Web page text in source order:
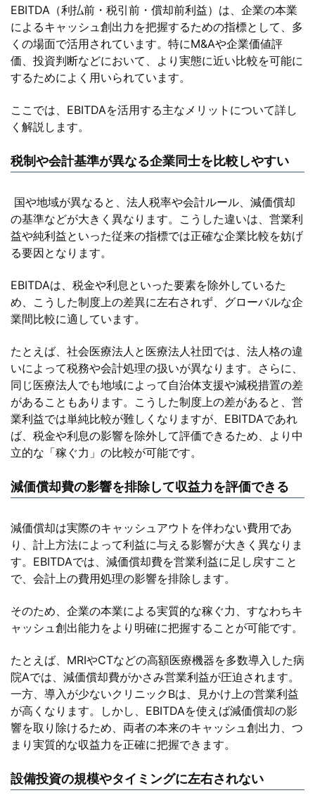
EBITDA（利払前・税引前・償却前利益）は、企業の本業
によるキャッシュ創出力を把握するための指標として、多
くの場面で活用されています。特にM&Aや企業価値評
価、投資判断などにおいて、より実態に近い比較を可能に
するためによく用いられています。
ここでは、EBITDAを活用する主なメリットについて詳し
く解説します。
税制や会計基準が異なる企業同士を比較しやすい
国や地域が異なると、法人税率や会計ルール、減価償却
の基準などが大きく異なります。こうした違いは、営業利
益や純利益といった従来の指標では正確な企業比較を妨げ
る要因となります。
EBITDAは、税金や利息といった要素を除外しているた
め、こうした制度上の差異に左右されず、グローバルな企
業間比較に適しています。
たとえば、社会医療法人と医療法人社団では、法人格の違
いによって税務や会計処理の扱いが異なります。さらに、
同じ医療法人でも地域によって自治体支援や減税措置の差
があることもあります。こうした制度上の差があると、営
業利益では単純比較が難しくなりますが、EBITDAであれ
ば、税金や利息の影響を除外して評価できるため、より中
立的な「稼ぐ力」の比較が可能です。
減価償却費の影響を排除して収益力を評価できる
減価償却は実際のキャッシュアウトを伴わない費用であ
り、計上方法によって利益に与える影響が大きく異なりま
す。EBITDAでは、減価償却費を営業利益に足し戻すこと
で、会計上の費用処理の影響を排除します。
そのため、企業の本業による実質的な稼ぐ力、すなわちキ
ャッシュ創出能力をより明確に把握することが可能です。
たとえば、MRIやCTなどの高額医療機器を多数導入した病
院Aでは、減価償却費がかさみ営業利益が圧迫されます。
一方、導入が少ないクリニックBは、見かけ上の営業利益
が高くなります。しかし、EBITDAを使えば減価償却の影
響を取り除けるため、両者の本来のキャッシュ創出力、つ
まり実質的な収益力を正確に把握できます。
設備投資の規模やタイミングに左右されない